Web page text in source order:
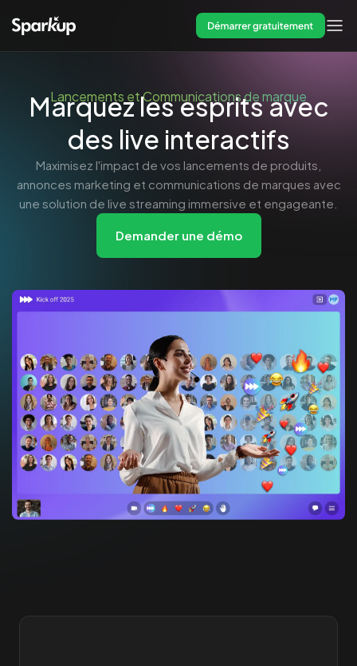
Démarrer gratuitement
Lancements et Communications de marque
Marquez les esprits avec
des live interactifs
Maximisez l'impact de vos lancements de produits,
annonces marketing et communications de marques avec
une solution de live streaming immersive et engageante.
Demander une démo